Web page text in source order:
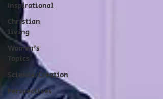
Inspirational
Christian
living
Women's
Topics
Science/Creation
Perspectives